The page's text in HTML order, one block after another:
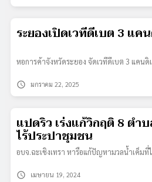
ระยองเปิดเวทีดีเบต 3 แค
หอการค้าจังหวัดระยอง จัดเวทีดีเบต 3 แคน
schedule มกราคม 22, 2025
แปดริ้ว เร่งแก้วิกฤติ 8 ตำ
ไร้ประปาชุมชน
อบจ.ฉะเชิงเทรา หารือแก้ปัญหามวลน้ำเค็มที่
schedule เมษายน 19, 2024